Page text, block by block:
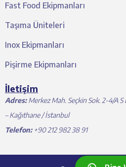
Fast Food Ekipmanları
Taşıma Üniteleri
Inox Ekipmanları
Pişirme Ekipmanları
İletişim
Adres:Merkez Mah. Seçkin Sok. 2-4/A S
– Kağıthane / İstanbul
Telefon:+90 212 982 38 91